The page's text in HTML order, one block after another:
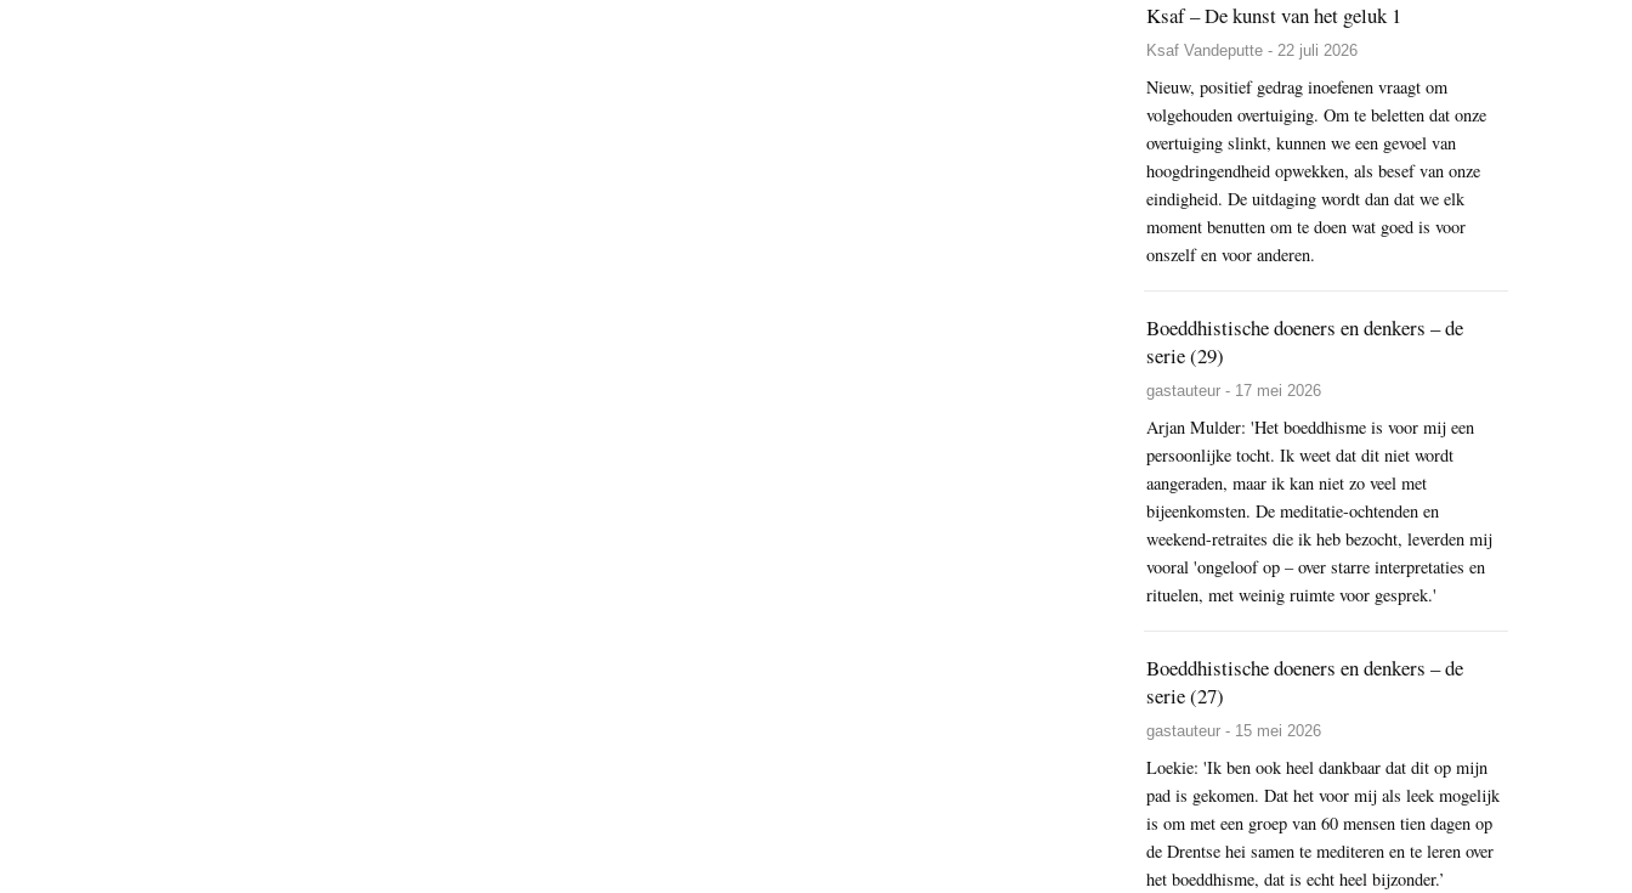
Ksaf – De kunst van het geluk 1
Ksaf Vandeputte - 22 juli 2026
Nieuw, positief gedrag inoefenen vraagt om
volgehouden overtuiging. Om te beletten dat onze
overtuiging slinkt, kunnen we een gevoel van
hoogdringendheid opwekken, als besef van onze
eindigheid. De uitdaging wordt dan dat we elk
moment benutten om te doen wat goed is voor
onszelf en voor anderen.
Boeddhistische doeners en denkers – de
serie (29)
gastauteur - 17 mei 2026
Arjan Mulder: 'Het boeddhisme is voor mij een
persoonlijke tocht. Ik weet dat dit niet wordt
aangeraden, maar ik kan niet zo veel met
bijeenkomsten. De meditatie-ochtenden en
weekend-retraites die ik heb bezocht, leverden mij
vooral 'ongeloof op – over starre interpretaties en
rituelen, met weinig ruimte voor gesprek.'
Boeddhistische doeners en denkers – de
serie (27)
gastauteur - 15 mei 2026
Loekie: 'Ik ben ook heel dankbaar dat dit op mijn
pad is gekomen. Dat het voor mij als leek mogelijk
is om met een groep van 60 mensen tien dagen op
de Drentse hei samen te mediteren en te leren over
het boeddhisme, dat is echt heel bijzonder.’